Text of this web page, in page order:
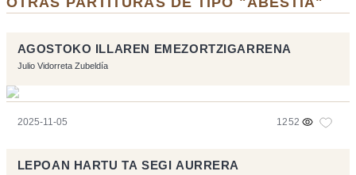
AGOSTOKO ILLAREN EMEZORTZIGARRENA
Julio Vidorreta Zubeldía
2025-11-05 1252
LEPOAN HARTU TA SEGI AURRERA